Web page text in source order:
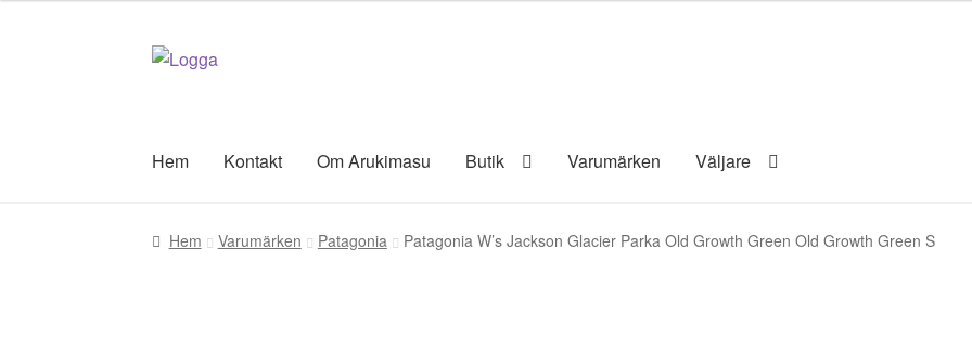
Hoppa
Hoppa
Hem
Kontakt Om Arukimasu Butik Varumärken Väljare
Hem Varumärken Patagonia Patagonia W’s Jackson Glacier Parka Old Growth Green Old Growth Green S